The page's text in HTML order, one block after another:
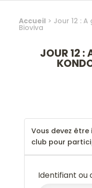
Accueil > Jour 12 :
Bioviva
JOUR 12 :
Vous devez
club pour
Identifiant ou